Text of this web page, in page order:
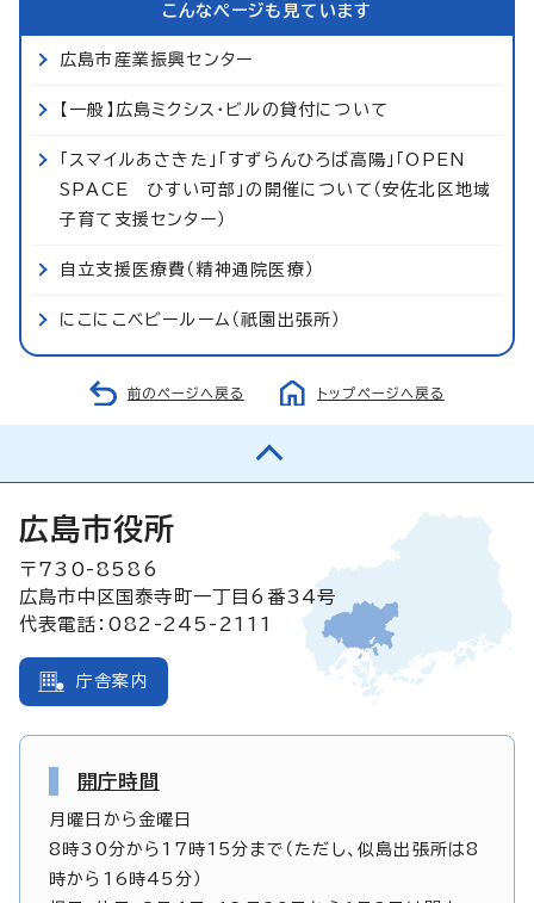
こんなページも見ています
広島市産業振興センター
【一般】広島ミクシス・ビルの貸付について
「スマイルあさきた」「すずらんひろば高陽」「OPEN
SPACE ひすい可部」の開催について（安佐北区地域
子育て支援センター）
自立支援医療費（精神通院医療）
にこにこベビールーム（祇園出張所）
前のページへ戻る トップページへ戻る
広島市役所
〒730-8586
広島市中区国泰寺町一丁目6番34号
代表電話：082-245-2111
庁舎案内
開庁時間
月曜日から金曜日
8時30分から17時15分まで（ただし、似島出張所は8
時から16時45分）